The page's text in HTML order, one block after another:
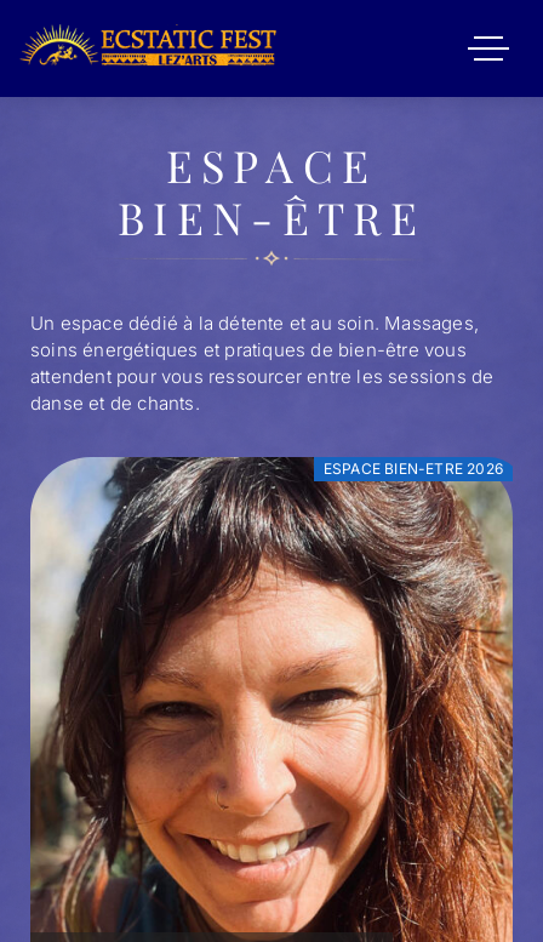
ESPACE
BIEN-ÊTRE
Un espace dédié à la détente et au soin. Massages,
soins énergétiques et pratiques de bien-être vous
attendent pour vous ressourcer entre les sessions de
danse et de chants.
ESPACE BIEN-ETRE 2026